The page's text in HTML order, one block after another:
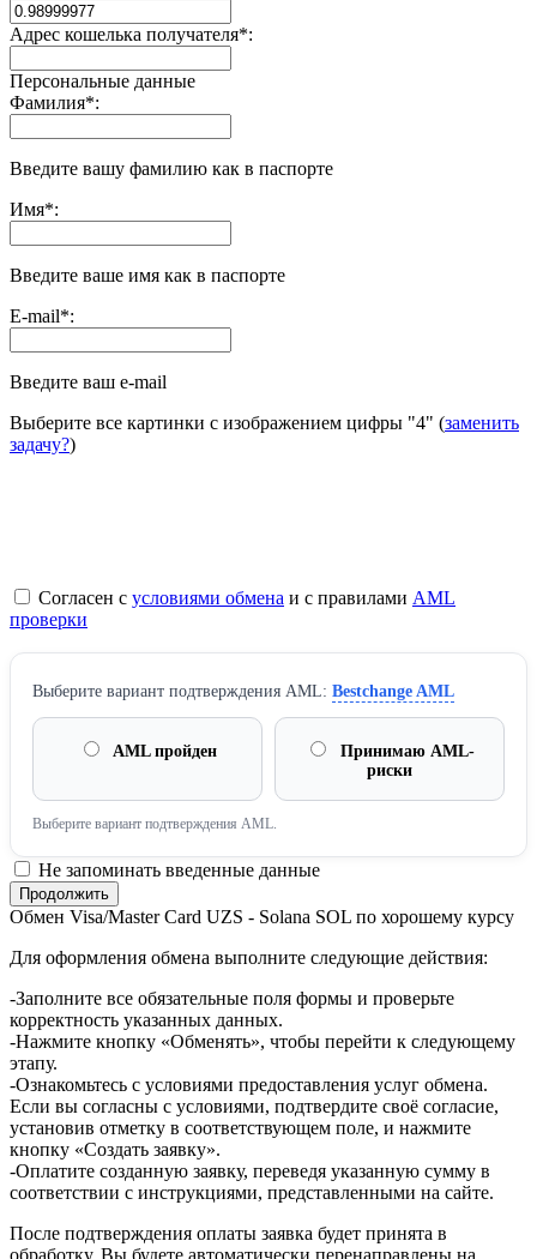
Адрес кошелька получателя*:
Персональные данные
Фамилия*:
Введите вашу фамилию как в паспорте
Имя*:
Введите ваше имя как в паспорте
E-mail*:
Введите ваш e-mail
Выберите все картинки с изображением цифры "4" (заменить
задачу?)
Согласен с условиями обмена и с правилами AML
проверки
Выберите вариант подтверждения AML: Bestchange AML
AML пройден
Принимаю AML-
риски
Выберите вариант подтверждения AML.
Не запоминать введенные данные
Обмен Visa/Master Card UZS - Solana SOL по хорошему курсу
Для оформления обмена выполните следующие действия:
-Заполните все обязательные поля формы и проверьте
корректность указанных данных.
-Нажмите кнопку «Обменять», чтобы перейти к следующему
этапу.
-Ознакомьтесь с условиями предоставления услуг обмена.
Если вы согласны с условиями, подтвердите своё согласие,
установив отметку в соответствующем поле, и нажмите
кнопку «Создать заявку».
-Оплатите созданную заявку, переведя указанную сумму в
соответствии с инструкциями, представленными на сайте.
После подтверждения оплаты заявка будет принята в